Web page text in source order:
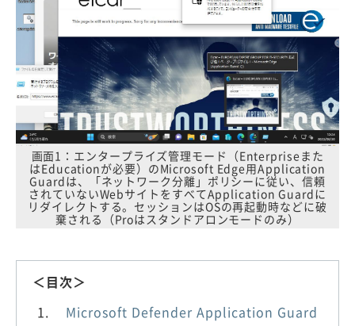
画面1：エンタープライズ管理モード（Enterpriseまた
はEducationが必要）のMicrosoft Edge用Application
Guardは、「ネットワーク分離」ポリシーに従い、信頼
されていないWebサイトをすべてApplication Guardに
リダイレクトする。セッションはOSの再起動時などに破
棄される（Proはスタンドアロンモードのみ）
＜目次＞
Microsoft Defender Application Guard